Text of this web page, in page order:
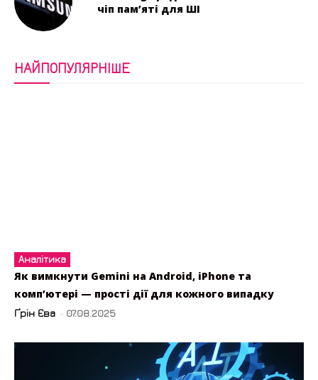
чіп пам’яті для ШІ
НАЙПОПУЛЯРНІШЕ
Аналітика
Як вимкнути Gemini на Android, iPhone та
комп’ютері — прості дії для кожного випадку
Ґрін Єва - 07.08.2025